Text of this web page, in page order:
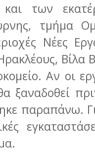
των
τμήμα
Νέες
Βίλα
Αν οι
ξαναδοθεί
παραπάνω.